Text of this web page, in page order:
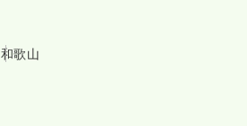
和歌山